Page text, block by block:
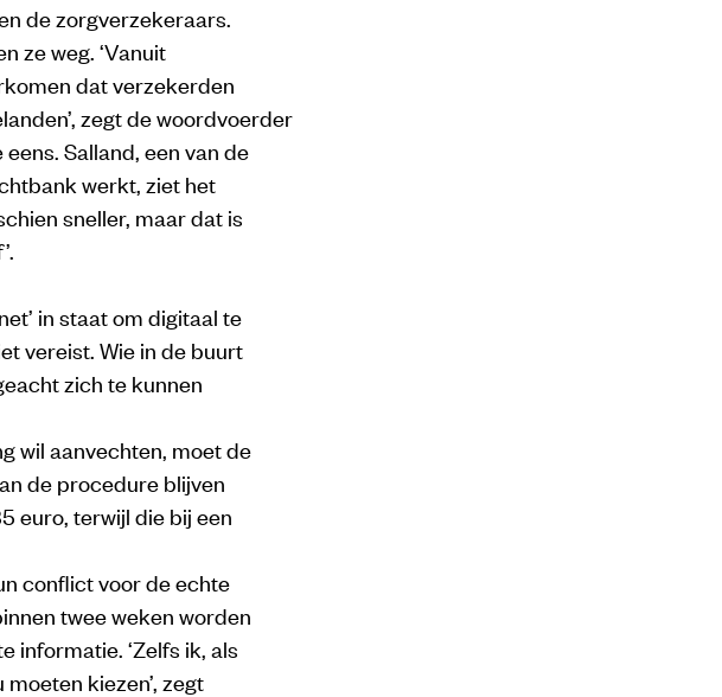
de zorgverzekeraars.
ze weg. ‘Vanuit
dat verzekerden
zegt de woordvoerder
Salland, een van de
werkt, ziet het
sneller, maar dat is
in staat om digitaal te
vereist. Wie in de buurt
zich te kunnen
wil aanvechten, moet de
de procedure blijven
euro, terwijl die bij een
conflict voor de echte
twee weken worden
informatie. ‘Zelfs ik, als
kiezen’, zegt